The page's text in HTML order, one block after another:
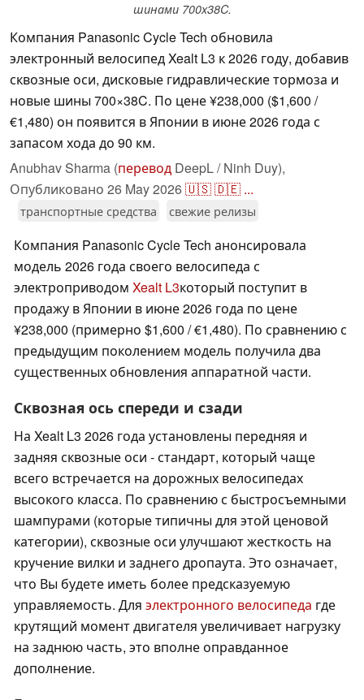
шинами 700x38C.
Компания Panasonic Cycle Tech обновила
электронный велосипед Xealt L3 к 2026 году, добавив
сквозные оси, дисковые гидравлические тормоза и
новые шины 700×38C. По цене ¥238,000 ($1,600 /
€1,480) он появится в Японии в июне 2026 года с
запасом хода до 90 км.
Anubhav Sharma (перевод DeepL / Ninh Duy),
Опубликовано 26 May 2026🇺🇸🇩🇪 ...
транспортные средства свежие релизы
Компания Panasonic Cycle Tech анонсировала
модель 2026 года своего велосипеда с
электроприводом Xealt L3который поступит в
продажу в Японии в июне 2026 года по цене
¥238,000 (примерно $1,600 / €1,480). По сравнению с
предыдущим поколением модель получила два
существенных обновления аппаратной части.
Сквозная ось спереди и сзади
На Xealt L3 2026 года установлены передняя и
задняя сквозные оси - стандарт, который чаще
всего встречается на дорожных велосипедах
высокого класса. По сравнению с быстросъемными
шампурами (которые типичны для этой ценовой
категории), сквозные оси улучшают жесткость на
кручение вилки и заднего дропаута. Это означает,
что Вы будете иметь более предсказуемую
управляемость. Для электронного велосипеда где
крутящий момент двигателя увеличивает нагрузку
на заднюю часть, это вполне оправданное
дополнение.